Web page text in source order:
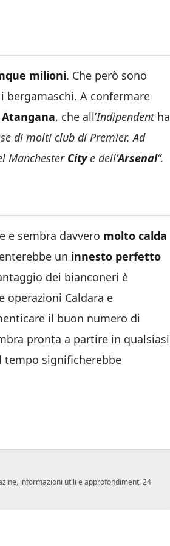
milioni. Che però sono
bergamaschi. A confermare
Atangana, che all’Indipendentha
di molti club di Premier. Ad
Manchester Citye dell’Arsenal“.
e sembra davvero molto calda
un innesto perfetto
dei bianconeri è
operazioni Caldara e
il buon numero di
pronta a partire in qualsiasi
tempo significherebbe
informazioni utili e approfondimenti 24